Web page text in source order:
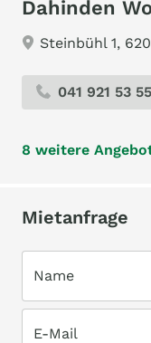
Dahinden
Steinbühl 1,
041 921 53 55
8 weitere
Mietanfrage
Name
E-Mail